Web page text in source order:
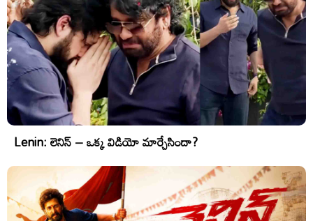
Lenin: లెనిన్ – ఒక్క విడియో మార్చేసిందా?